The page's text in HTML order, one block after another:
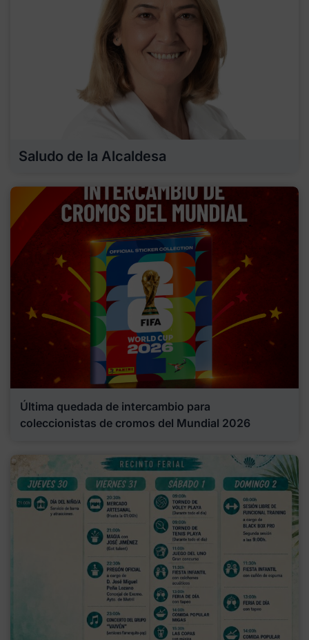
Saludo de la Alcaldesa
Última quedada de intercambio para
coleccionistas de cromos del Mundial 2026